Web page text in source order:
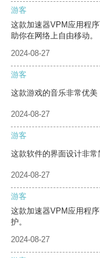
游客
这款加速器VPM应用程
助你在网络上自由移动。
2024-08-27
游客
这款游戏的音乐非常优美
2024-08-27
游客
这款软件的界面设计非常
2024-08-27
游客
这款加速器VPM应用程
护。
2024-08-27